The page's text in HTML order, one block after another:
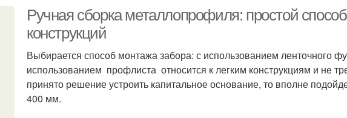
Ручная сборка металлопрофиля: простой
конструкций
Выбирается способ монтажа забора: с использованием ленточного
использованием профлиста относится к легким конструкциям и не
принято решение устроить капитальное основание, то вполне
400 мм.